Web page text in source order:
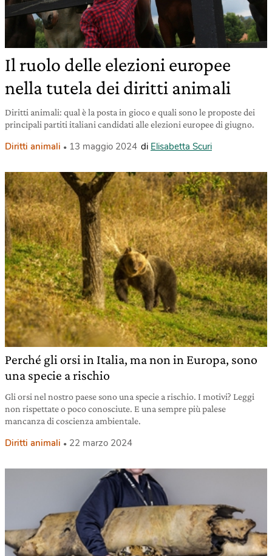
Il ruolo delle elezioni europee
nella tutela dei diritti animali
Diritti animali: qual è la posta in gioco e quali sono le proposte dei
principali partiti italiani candidati alle elezioni europee di giugno.
Diritti animali 13 maggio 2024 di Elisabetta Scuri
Perché gli orsi in Italia, ma non in Europa, sono
una specie a rischio
Gli orsi nel nostro paese sono una specie a rischio. I motivi? Leggi
non rispettate o poco conosciute. E una sempre più palese
mancanza di coscienza ambientale.
Diritti animali 22 marzo 2024